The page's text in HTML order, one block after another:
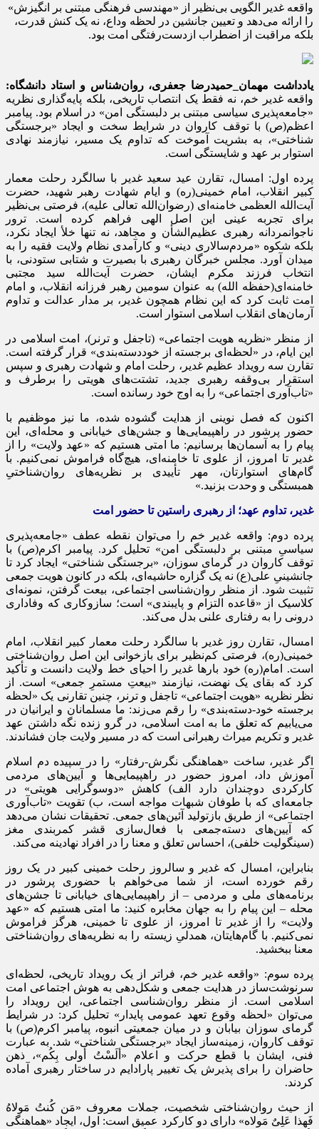
واقعه غدیر الگویی بی‌نظیر از «مهندسی فرهنگی مبتنی بر انگیزش»
را ارائه می‌دهد و تعیین جانشین در لحظه وداع، نه یک کنش قدرت،
بلکه مراقبت از اضطراب ازدست‌رفتگی امت بود.
یادداشت مهمان_حمیدرضا جعفری، روان‌شناس و استاد دانشگاه:
واقعه غدیر خم، نه فقط یک انتصاب تاریخی، بلکه پایه‌گذاری نظریه
«جامعه‌پذیری سیاسی مبتنی بر دلبستگی امن» در اسلام بود. پیامبر
اعظم(ص) با توقف کاروان در شرایط سخت و ایجاد «برجستگی
شناختی»، به بشریت آموخت که تداوم یک مسیر، نیازمند نهادی
استوار بر عهد و شایستگی است.
پرده اول: امسال، تقارن عید سعید غدیر با سالگرد رحلت معمار
کبیر انقلاب، امام خمینی(ره) و ایام شهادت رهبر شهید، حضرت
آیت‌الله العظمی خامنه‌ای (رضوان‌الله تعالی علیه)، فرصتی بی‌نظیر
برای تجربه عینی این اصل الهی فراهم کرده است. ترور
ناجوانمردانه رهبری عظیم‌الشأن و مجاهد، نه تنها خلأ ایجاد نکرد،
بلکه شکوه «مردم‌سالاری دینی» و کارآمدی نظام ولایت فقیه را به
میدان آورد. مجلس خبرگان رهبری با بصیرت و شتابی ستودنی، با
انتخاب فرزند مکرم ایشان، حضرت آیت‌الله سید مجتبی
خامنه‌ای(حفظه الله) به عنوان سومین رهبر فرزانه انقلاب، و امام
امت ثابت کرد که این نظام همچون غدیر، بر مدار عدالت و تداوم
آرمان‌های انقلاب اسلامی استوار است.
از منظر «نظریه هویت اجتماعی» (تاجفل و ترنر)، امت اسلامی در
این ایام، در «لحظه‌ای برجسته از خوددسته‌بندی» قرار گرفته است.
تقارن سه رویداد عظیم غدیر، رحلت امام و شهادت رهبری و سپس
استقرار بی‌وقفه رهبری جدید، تشتت‌های هویتی را برطرف و
«تاب‌آوری اجتماعی» را به اوج خود رسانده است.
اکنون که فصل نوینی از هدایت گشوده شده، ما نیز موظفیم با
حضور پرشور در راهپیمایی‌ها و جشن‌های خیابانی و محله‌ای، این
پیام را به آسمان‌ها برسانیم: ما امتی هستیم که «عهد ولایت» را از
غدیر تا امروز، از علوی تا خامنه‌ای، هیچ‌گاه فراموش نمی‌کنیم. با
گام‌های استوارتان، مهر تأییدی بر نظریه‌های روان‌شناختیِ
همبستگی و وحدت بزنید.»
غدیر، تداوم عهد؛ از رهبری راستین تا حضور امت
پرده دوم: واقعه غدیر خم را می‌توان نقطه عطف «جامعه‌پذیری
سیاسیِ مبتنی بر دلبستگی امن» تحلیل کرد. پیامبر اکرم(ص) با
توقف کاروان در گرمای سوزان، «برجستگی شناختی» ایجاد کرد تا
جانشینیِ علی(ع) نه یک گزاره حاشیه‌ای، بلکه در کانون هویت جمعی
تثبیت شود. از منظر روان‌شناسی اجتماعی، بیعت گرفتن، نمونه‌ای
کلاسیک از «قاعده التزام و پایبندی» است؛ سازوکاری که وفاداری
درونی را به رفتاری علنی بدل می‌کند.
امسال، تقارن روز غدیر با سالگرد رحلت معمار کبیر انقلاب، امام
خمینی(ره)، فرصتی کم‌نظیر برای بازخوانی این اصل روان‌شناختی
است. امام(ره) خود بارها غدیر را احیای خط ولایت دانست و تأکید
کرد که بقای یک نهضت، نیازمند «بیعتِ مستمرِ جمعی» است. از
نظر نظریه «هویت اجتماعی» تاجفل و ترنر، چنین تقارنی یک «لحظه
برجسته خود-دسته‌بندی» را رقم می‌زند: ما مسلمانان و ایرانیان در
می‌یابیم که تعلق ما به امت اسلامی، در گرو زنده نگه داشتن عهد
غدیر و تکریم میراث رهبرانی است که در مسیر ولایت جان فشاندند.
اگر غدیر، ساخت «هماهنگی نگرش-رفتار» را در سپیده دم اسلام
آموزش داد، امروز حضور در راهپیمایی‌ها و آیین‌های مردمی
کارکردی دوچندان دارد الف) کاهش «دوسوگرایی هویتی» در
جامعه‌ای که با طوفان شبهات مواجه است، ب) تقویت «تاب‌آوری
اجتماعی» از طریق بازتولید آئین‌های جمعی. تحقیقات نشان می‌دهد
که آیین‌های دسته‌جمعی با فعال‌سازی قشر کمربندی مغز
(سینگولیت خلفی)، احساس تعلق و معنا را در افراد نهادینه می‌کند.
بنابراین، امسال که غدیر و سالروز رحلت خمینی کبیر در یک روز
رقم خورده است، از شما می‌خواهم با حضوری پرشور در
برنامه‌های ملی و مردمی – از راهپیمایی‌های خیابانی تا جشن‌های
محله – این پیام را به جهان مخابره کنید: ما امتی هستیم که «عهد
ولایت» را از غدیر تا امروز، از علوی تا خمینی، هرگز فراموش
نمی‌کنیم. با گام‌هایتان، همدلیِ زیسته را به نظریه‌های روان‌شناختی
معنا ببخشید.
پرده سوم: «واقعه غدیر خم، فراتر از یک رویداد تاریخی، لحظه‌ای
سرنوشت‌ساز در هدایت جمعی و شکل‌دهی به هوش اجتماعی امت
اسلامی است. از منظر روان‌شناسی اجتماعی، این رویداد را
می‌توان «لحظه وقوع تعهد عمومی پایدار» تحلیل کرد: در شرایط
گرمای سوزان بیابان و در میان جمعیتی انبوه، پیامبر اکرم(ص) با
توقف کاروان، زمینه‌ساز ایجاد «برجستگی شناختی» شد. به عبارت
فنی، ایشان با قطع حرکت و اعلام «ألَسْتُ أولی بِکُم»، ذهن
حاضران را برای پذیرش یک تغییر پارادایم در ساختار رهبری آماده
کردند.
از حیث روان‌شناختی شخصیت، جملات معروف «مَن کُنتُ مَولاهُ
فَهذا عَلِیٌ مَولاه» دارای دو کارکرد عمیق است: اول، ایجاد «هماهنگی